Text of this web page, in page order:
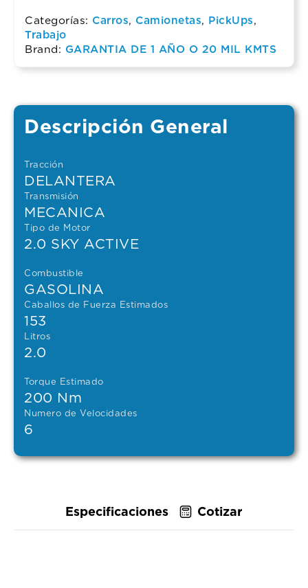
Categorías: Carros, Camionetas, PickUps,
Trabajo
Brand: GARANTIA DE 1 AÑO O 20 MIL KMTS
Descripción General
Tracción
DELANTERA
Transmisión
MECANICA
Tipo de Motor
2.0 SKY ACTIVE
Combustible
GASOLINA
Caballos de Fuerza Estimados
153
Litros
2.0
Torque Estimado
200 Nm
Numero de Velocidades
6
Especificaciones Cotizar